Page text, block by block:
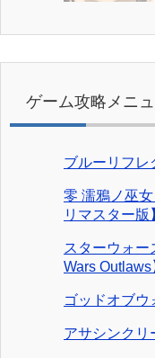
ゲーム攻略メニ
ブルーリフレ
零 濡鴉ノ巫
リマスター版
スターウォー
Wars Outlaws
ゴッドオブウ
アサシンクリ